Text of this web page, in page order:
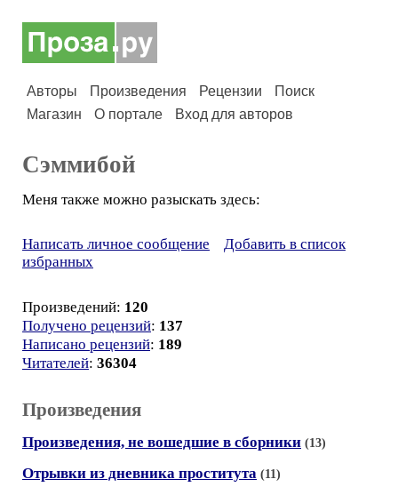
Авторы Произведения Рецензии
Поиск
Магазин
О портале Вход для авторов
Сэммибой
Меня также можно разыскать здесь:
Написать личное сообщение
Добавить в список
избранных
Произведений: 120
Получено рецензий: 137
Написано рецензий: 189
Читателей: 36304
Произведения
Произведения, не вошедшие в сборники (13)
Отрывки из дневника проститута (11)